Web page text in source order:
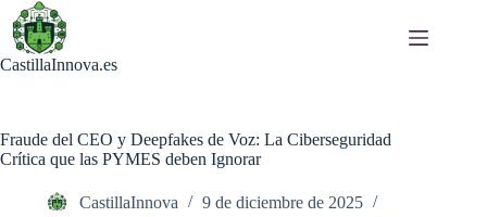
Saltar
contenido
CastillaInnova.es
Fraude del CEO y Deepfakes de Voz: La Ciberseguridad
Crítica que las PYMES deben Ignorar
CastillaInnova
9 de diciembre de 2025